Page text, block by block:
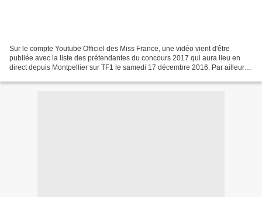
Sur le compte Youtube Officiel des Miss France, une vidéo vient d'être
publiée avec la liste des prétendantes du concours 2017 qui aura lieu en
direct depuis Montpellier sur TF1 le samedi 17 décembre 2016. Par ailleurs,